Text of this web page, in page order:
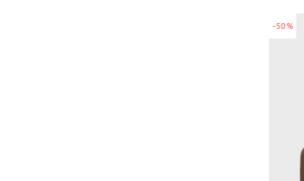
-50%